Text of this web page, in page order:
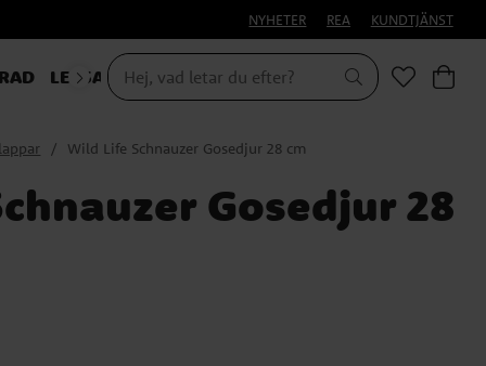
NYHETER REA KUNDTJÄNST
LEKSAKER & PRESENTER
Wild Life Schnauzer Gosedjur 28 cm
Gosedjur 28